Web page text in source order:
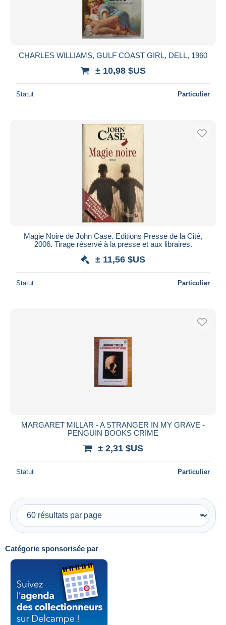
Catégorie sponsorisée par
CHARLES WILLIAMS, GULF COAST GIRL, DELL, 1960
± 10,98 $US
Statut Particulier
Magie Noire de John Case. Editions Presse de la Cité,
2006. Tirage réservé à la presse et aux libraires.
± 11,56 $US
Statut Particulier
MARGARET MILLAR - A STRANGER IN MY GRAVE -
PENGUIN BOOKS CRIME
± 2,31 $US
Statut Particulier